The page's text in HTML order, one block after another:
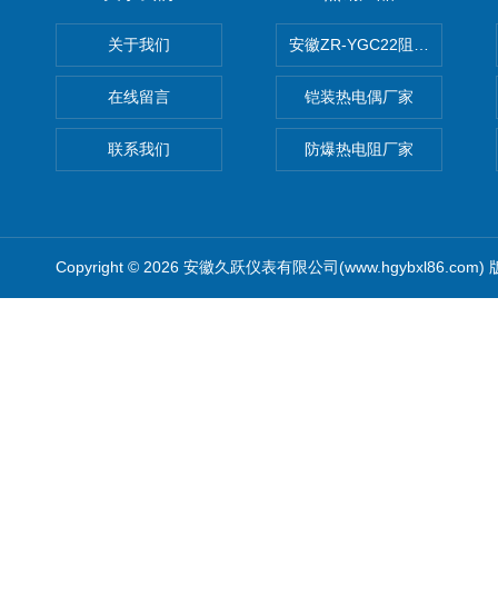
关于我们
在线留言
联系我们
安徽ZR-YGC22阻燃硅橡胶电
铠装热电偶厂家
防爆热电阻厂家
Copyright © 2026 安徽久跃仪表有限公司(www.hgybxl86.com)